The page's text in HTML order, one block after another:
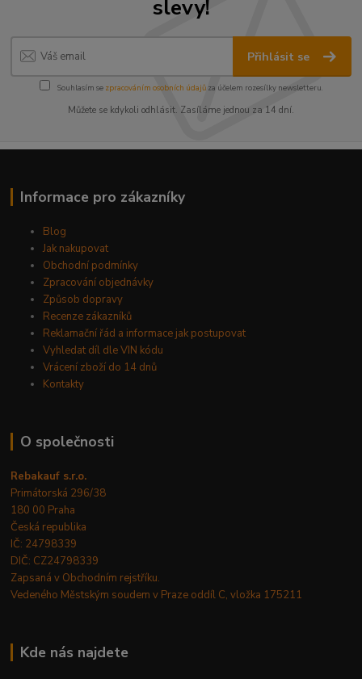
slevy!
Přihlásit se
Souhlasím se zpracováním osobních údajůza účelem rozesílky newsletteru.
Můžete se kdykoli odhlásit. Zasíláme jednou za 14 dní.
Informace pro zákazníky
Blog
Jak nakupovat
Obchodní podmínky
Zpracování objednávky
Způsob dopravy
Recenze zákazníků
Reklamační řád a informace jak postupovat
Vyhledat díl dle VIN kódu
Vrácení zboží do 14 dnů
Kontakty
O společnosti
Rebakauf s.r.o.
Primátorská 296/38
180 00 Praha
Česká republika
IČ: 24798339
DIČ: CZ24798339
Zapsaná v Obchodním rejstříku.
Vedeného Městským soudem v Praze oddíl C, vložka 175211
Kde nás najdete